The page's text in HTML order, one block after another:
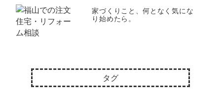
家づくりこと、何となく気にな
り始めたら。
タグ